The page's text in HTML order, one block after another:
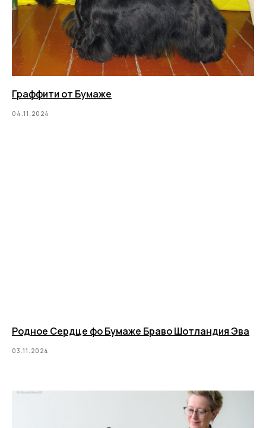
Граффити от Бумаже
04.11.2024
Родное Сердце фо Бумаже Браво Шотландия Эва
03.11.2024